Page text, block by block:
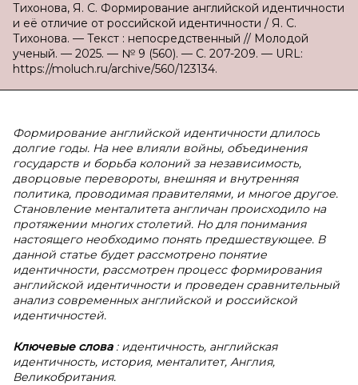
Тихонова, Я. С. Формирование английской идентичности
и её отличие от российской идентичности / Я. С.
Тихонова. — Текст : непосредственный // Молодой
ученый. — 2025. — № 9 (560). — С. 207-209. — URL:
https://moluch.ru/archive/560/123134.
Формирование английской идентичности длилось
долгие годы. На нее влияли войны, объединения
государств и борьба колоний за независимость,
дворцовые перевороты, внешняя и внутренняя
политика, проводимая правителями, и многое другое.
Становление менталитета англичан происходило на
протяжении многих столетий. Но для понимания
настоящего необходимо понять предшествующее. В
данной статье будет рассмотрено понятие
идентичности, рассмотрен процесс формирования
английской идентичности и проведен сравнительный
анализ современных английской и российской
идентичностей.
Ключевые слова : идентичность, английская
идентичность, история, менталитет, Англия,
Великобритания.